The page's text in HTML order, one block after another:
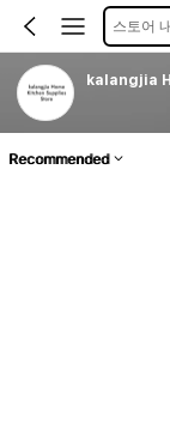
스토어
Recommended